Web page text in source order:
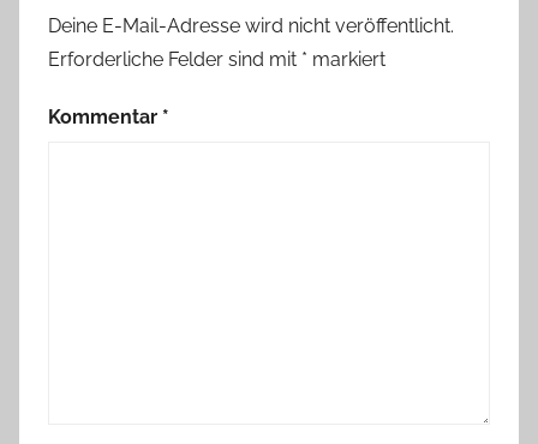
Deine E-Mail-Adresse wird nicht veröffentlicht.
Erforderliche Felder sind mit * markiert
Kommentar *